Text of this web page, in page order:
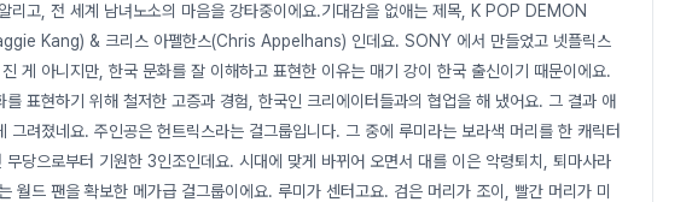
리고, 전 세계 남녀노소의 마음을 강타중이에요.기대감을 없애는 제목, K POP DEMON
Kang) & 크리스 아펠한스(Chris Appelhans) 인데요. SONY 에서 만들었고 넷플릭스
게 아니지만, 한국 문화를 잘 이해하고 표현한 이유는 매기 강이 한국 출신이기 때문이에요.
표현하기 위해 철저한 고증과 경험, 한국인 크리에이터들과의 협업을 해 냈어요. 그 결과 애
그려졌네요. 주인공은 헌트릭스라는 걸그룹입니다. 그 중에 루미라는 보라색 머리를 한 캐릭터
당으로부터 기원한 3인조인데요. 시대에 맞게 바뀌어 오면서 대를 이은 악령퇴치, 퇴마사라
월드 팬을 확보한 메가급 걸그룹이에요. 루미가 센터고요. 검은 머리가 조이, 빨간 머리가 미